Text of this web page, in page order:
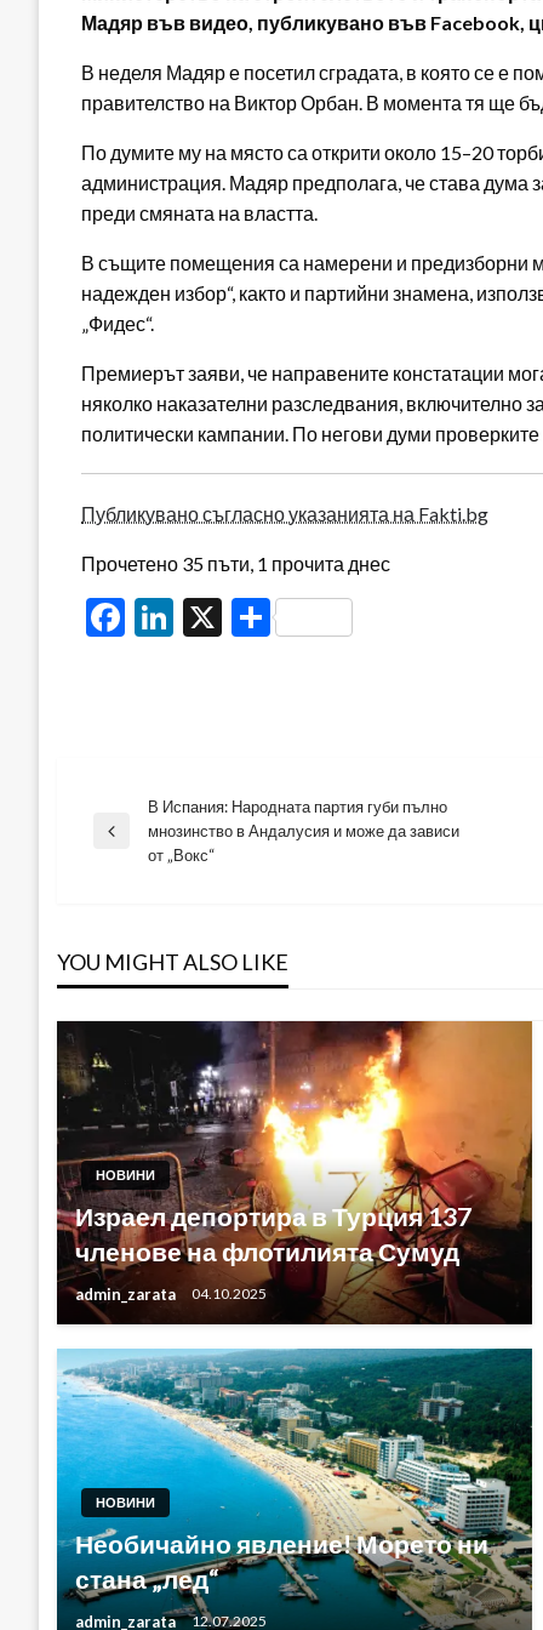
Мадяр във видео, публикувано във Facebook,
В неделя Мадяр е посетил сградата, в която се е
правителство на Виктор Орбан. В момента тя ще
По думите му на място са открити около 15–20
администрация. Мадяр предполага, че става
преди смяната на властта.
В същите помещения са намерени и предизборни
надежден избор“, както и партийни знамена,
„Фидес“.
Премиерът заяви, че направените констатации
няколко наказателни разследвания, включително
политически кампании. По негови думи
Публикувано съгласно указанията на Fakti.bg
Прочетено 35 пъти, 1 прочита днес
Facebook
LinkedIn
X Share
Навигация
Previous
В Испания: Народната партия губи пълно
мнозинство в Андалусия и може да зависи
от „Вокс“
YOU MIGHT ALSO LIKE
НОВИНИ
Израел депортира в Турция 137
членове на флотилията Сумуд
admin_zarata 04.10.2025
НОВИНИ
Необичайно явление! Морето ни
стана „лед“
admin_zarata 12.07.2025